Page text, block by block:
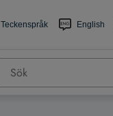
Teckenspråk English